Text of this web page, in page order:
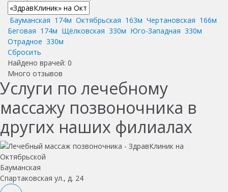
Бауманская 174м Октябрьская 163м Чертановская 166м
Беговая 174м Щёлковская 330м Юго-Западная 330м
Отрадное 330м
Сбросить
Найдено врачей: 0
Много отзывов
Услуги по лечебному
массажу позвоночника в
других наших филиалах
Бауманская
Спартаковская ул., д. 24